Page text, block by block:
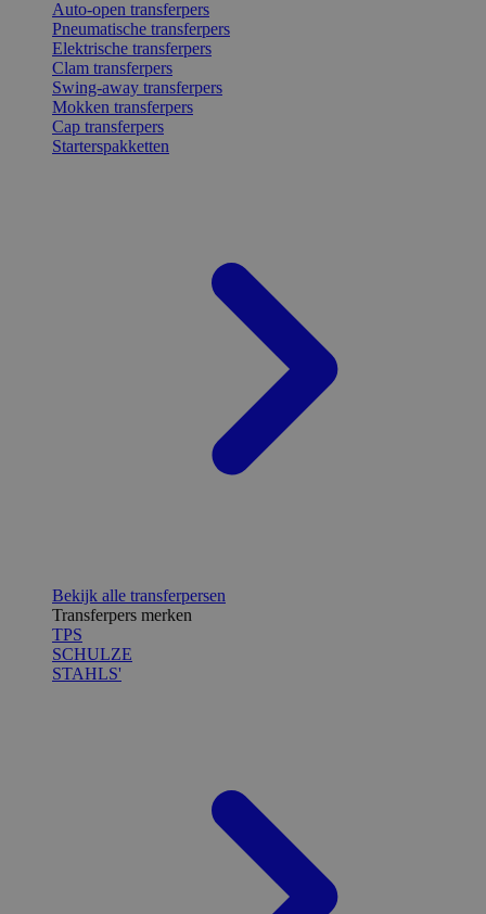
Auto-open transferpers
Pneumatische transferpers
Elektrische transferpers
Clam transferpers
Swing-away transferpers
Mokken transferpers
Cap transferpers
Starterspakketten
Bekijk alle transferpersen
Transferpers merken
TPS
SCHULZE
STAHLS'